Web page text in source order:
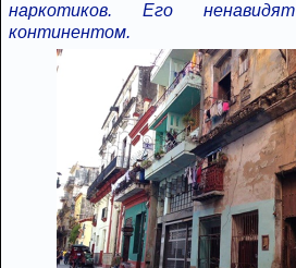
наркотиков. Его
континентом.